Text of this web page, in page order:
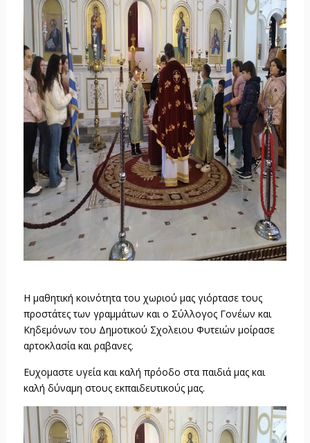
Η μαθητική κοινότητα του χωριού μας γιόρτασε τους
προστάτες των γραμμάτων και ο Σύλλογος Γονέων και
Κηδεμόνων του Δημοτικού Σχολειου Φυτειών μοίρασε
αρτοκλασία και ραβανες.
Ευχομαστε υγεία και καλή πρόοδο στα παιδιά μας και
καλή δύναμη στους εκπαιδευτικούς μας.